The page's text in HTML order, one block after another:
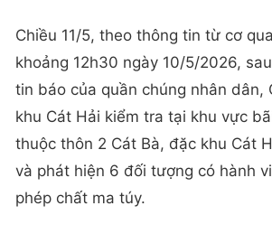
Chiều 11/5, theo thông tin từ cơ
khoảng 12h30 ngày 10/5/2026,
tin báo của quần chúng nhân dân,
khu Cát Hải kiểm tra tại khu vực
thuộc thôn 2 Cát Bà, đặc khu Cát
và phát hiện 6 đối tượng có hành
phép chất ma túy.